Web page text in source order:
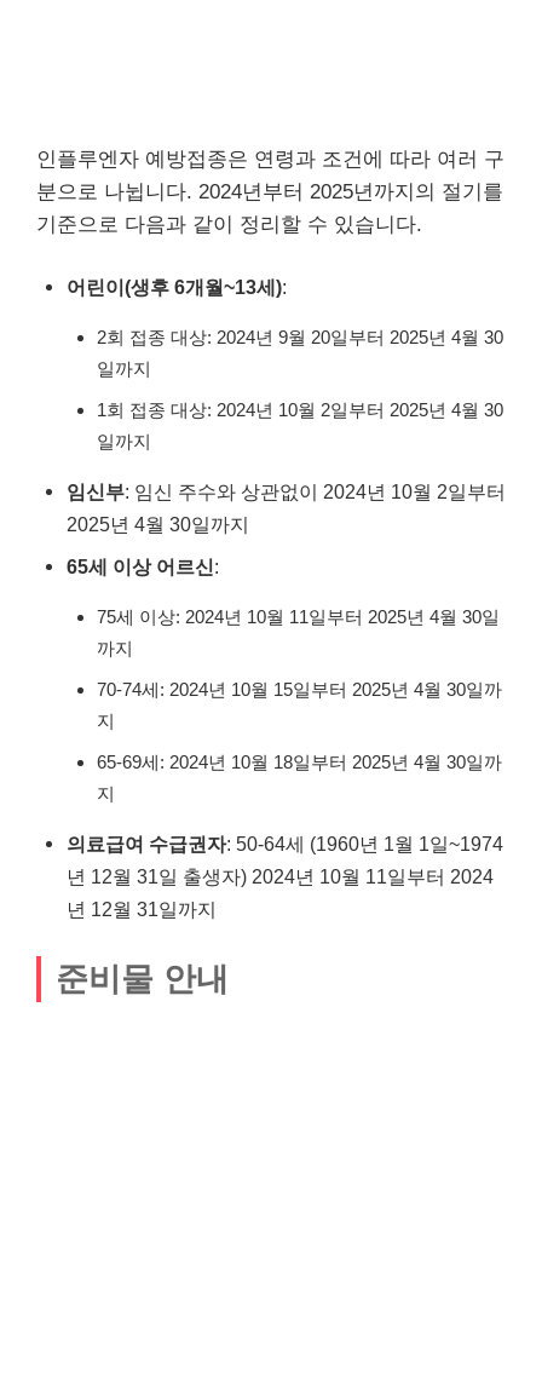
인플루엔자 예방접종은 연령과 조건에 따라 여러 구
분으로 나뉩니다. 2024년부터 2025년까지의 절기를
기준으로 다음과 같이 정리할 수 있습니다.
어린이(생후 6개월~13세):
2회 접종 대상: 2024년 9월 20일부터 2025년 4월 30
일까지
1회 접종 대상: 2024년 10월 2일부터 2025년 4월 30
일까지
임신부: 임신 주수와 상관없이 2024년 10월 2일부터
2025년 4월 30일까지
65세 이상 어르신:
75세 이상: 2024년 10월 11일부터 2025년 4월 30일
까지
70-74세: 2024년 10월 15일부터 2025년 4월 30일까
지
65-69세: 2024년 10월 18일부터 2025년 4월 30일까
지
의료급여 수급권자: 50-64세 (1960년 1월 1일~1974
년 12월 31일 출생자) 2024년 10월 11일부터 2024
년 12월 31일까지
준비물 안내